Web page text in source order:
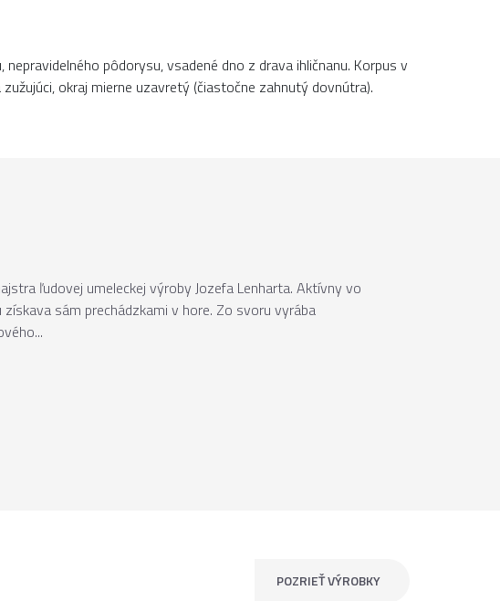
pôdorysu, vsadené dno z drava ihličnanu. Korpus v
okraj mierne uzavretý (čiastočne zahnutý dovnútra).
ľudovej umeleckej výroby Jozefa Lenharta. Aktívny vo
sám prechádzkami v hore. Zo svoru vyrába
POZRIEŤ VÝROBKY